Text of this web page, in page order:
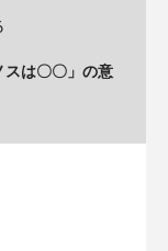
スは〇〇」の意